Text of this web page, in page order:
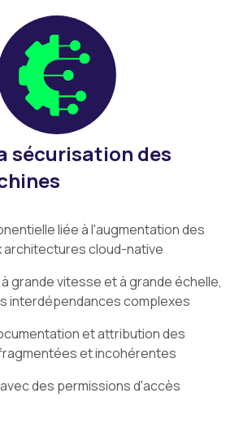
sécurisation des
liée à l'augmentation des
architectures cloud-native
grande vitesse et à grande échelle,
interdépendances complexes
et attribution des
et incohérentes
des permissions d'accès